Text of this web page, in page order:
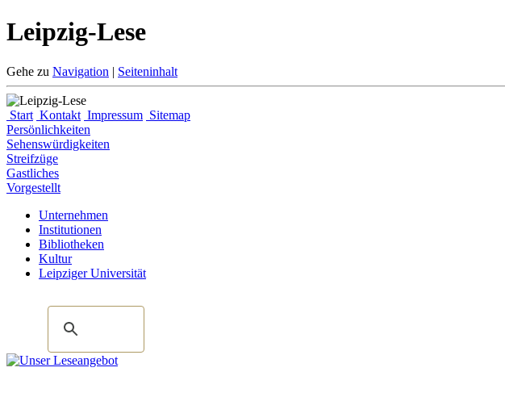
Leipzig-Lese
Gehe zu Navigation | Seiteninhalt
Start Kontakt Impressum Sitemap
Persönlichkeiten
Sehenswürdigkeiten
Streifzüge
Gastliches
Vorgestellt
Unternehmen
Institutionen
Bibliotheken
Kultur
Leipziger Universität